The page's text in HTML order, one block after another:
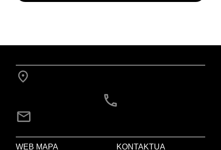
WEB MAPA KONTAKTUA